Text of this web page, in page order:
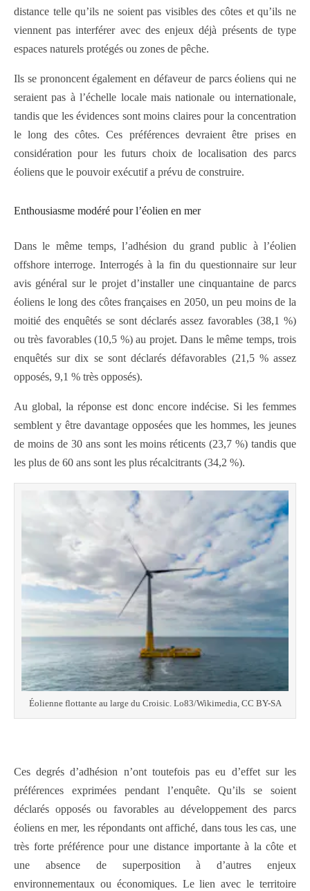
distance telle qu’ils ne soient pas visibles des côtes et qu’ils ne
viennent pas interférer avec des enjeux déjà présents de type
espaces naturels protégés ou zones de pêche.
Ils se prononcent également en défaveur de parcs éoliens qui ne
seraient pas à l’échelle locale mais nationale ou internationale,
tandis que les évidences sont moins claires pour la concentration
le long des côtes. Ces préférences devraient être prises en
considération pour les futurs choix de localisation des parcs
éoliens que le pouvoir exécutif a prévu de construire.
Enthousiasme modéré pour l’éolien en mer
Dans le même temps, l’adhésion du grand public à l’éolien
offshore interroge. Interrogés à la fin du questionnaire sur leur
avis général sur le projet d’installer une cinquantaine de parcs
éoliens le long des côtes françaises en 2050, un peu moins de la
moitié des enquêtés se sont déclarés assez favorables (38,1 %)
ou très favorables (10,5 %) au projet. Dans le même temps, trois
enquêtés sur dix se sont déclarés défavorables (21,5 % assez
opposés, 9,1 % très opposés).
Au global, la réponse est donc encore indécise. Si les femmes
semblent y être davantage opposées que les hommes, les jeunes
de moins de 30 ans sont les moins réticents (23,7 %) tandis que
les plus de 60 ans sont les plus récalcitrants (34,2 %).
Éolienne flottante au large du Croisic. Lo83/Wikimedia, CC BY-SA
Ces degrés d’adhésion n’ont toutefois pas eu d’effet sur les
préférences exprimées pendant l’enquête. Qu’ils se soient
déclarés opposés ou favorables au développement des parcs
éoliens en mer, les répondants ont affiché, dans tous les cas, une
très forte préférence pour une distance importante à la côte et
une absence de superposition à d’autres enjeux
environnementaux ou économiques. Le lien avec le territoire